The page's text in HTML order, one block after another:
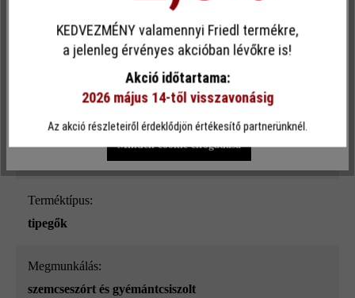
Terhelhetőség:
Terméktípus:
tipegők
megmunkálás:
szemcseszórt és gyémántcsiszolt
Ez a webhely cookie-kat használ, hogy a lehető legjobb
funkcionalitást kínálja Önnek...További információ
Egyéni beállítások Csak funkcionális cookie elfogadása
Minden cookie elfogadása
KEDVEZMÉNY valamennyi Friedl termékre,
a jelenleg érvényes akcióban lévőkre is!
Akció időtartama:
2026 május 14-től visszavonásig
Az akció részleteiről érdeklődjön értékesítő partnerünknél.